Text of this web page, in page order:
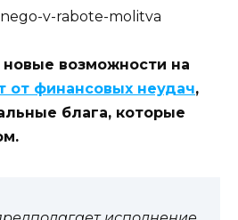
возможности на
от финансовых неудач,
блага, которые